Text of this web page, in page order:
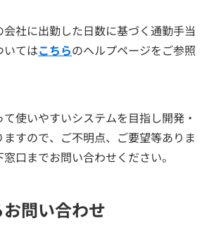
社に出勤した日数に基づく通勤手当
いてはこちらのヘルプページをご参照
使いやすいシステムを目指し開発・
すので、ご不明点、ご要望等ありま
口までお問い合わせください。
問い合わせ